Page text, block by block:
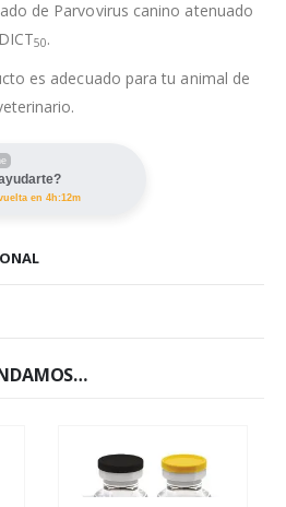
de Parvovirus canino atenuado
DICT50.
es adecuado para tu animal de
en 4h:12m